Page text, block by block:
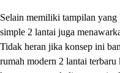
Selain memiliki tampilan
simple 2 lantai juga
Tidak heran jika konsep ini
rumah modern 2 lantai